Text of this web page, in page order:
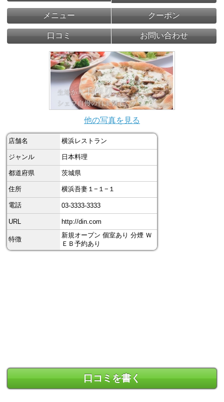
メニュー クーポン
口コミ お問い合わせ
他の写真を見る
店舗名 横浜レストラン
ジャンル 日本料理
都道府県 茨城県
住所 横浜吾妻１−１−１
電話 03-3333-3333
URL http://din.com
特徴
新規オープン 個室あり 分煙 Ｗ
ＥＢ予約あり
口コミを書く